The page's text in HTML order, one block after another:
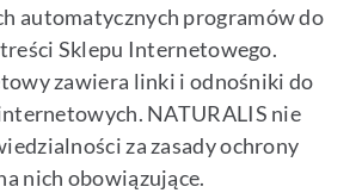
automatycznych programów do
Sklepu Internetowego.
zawiera linki i odnośniki do
NATURALIS nie
za zasady ochrony
nich obowiązujące.